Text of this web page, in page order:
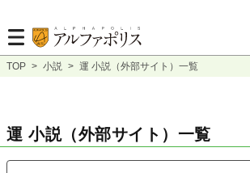
TOP > 小説 > 運 小説（外部サイト）一覧
運 小説（外部サイト）一覧